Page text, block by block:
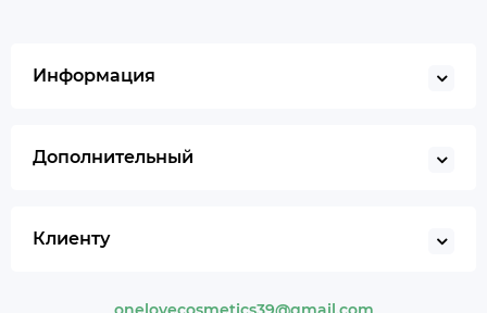
Информация
Дополнительный
Клиенту